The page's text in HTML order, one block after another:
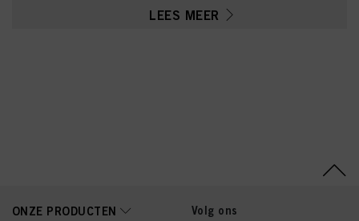
Sodium Cetearyl Sulfate,
LEES MEER
ONZE PRODUCTEN Volg ons